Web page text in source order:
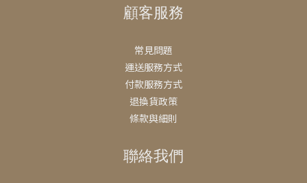
顧客服務
常見問題
運送服務方式
付款服務方式
退換貨政策
條款與細則
聯絡我們